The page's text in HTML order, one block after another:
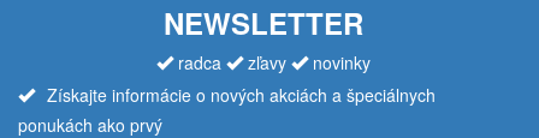
NEWSLETTER
radca zľavy
novinky
Získajte informácie o nových akciách a špeciálnych
ponukách ako prvý